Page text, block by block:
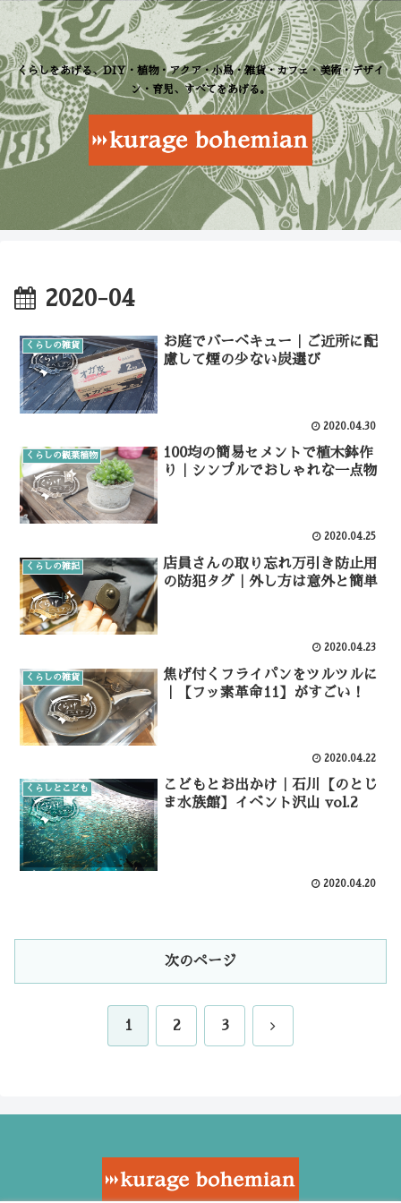
くらしをあげる、DIY・植物・アクア・小鳥・雑貨・カフェ・美術・デザイ
ン・育児、すべてをあげる。
2020-04
くらしの雑貨
お庭でバーベキュー｜ご近所に配
慮して煙の少ない炭選び
2020.04.30
くらしの観葉植物
100均の簡易セメントで植木鉢作
り｜シンプルでおしゃれな一点物
2020.04.25
くらしの雑記
店員さんの取り忘れ万引き防止用
の防犯タグ｜外し方は意外と簡単
2020.04.23
くらしの雑貨
焦げ付くフライパンをツルツルに
｜【フッ素革命11】がすごい！
2020.04.22
くらしとこども
こどもとお出かけ｜石川【のとじ
ま水族館】イベント沢山 vol.2
2020.04.20
次のページ
1 2 3 次